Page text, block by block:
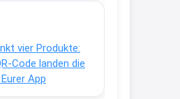
vier Produkte:
Code landen die
App
vorteile/coupons/...